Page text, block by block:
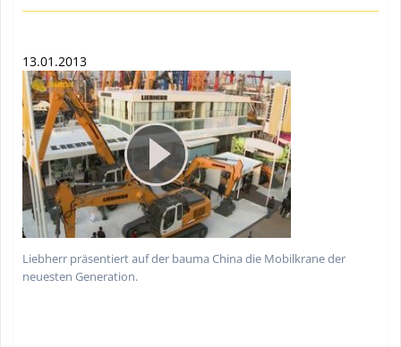
13.01.2013
Liebherr präsentiert auf der bauma China die Mobilkrane der
neuesten Generation.